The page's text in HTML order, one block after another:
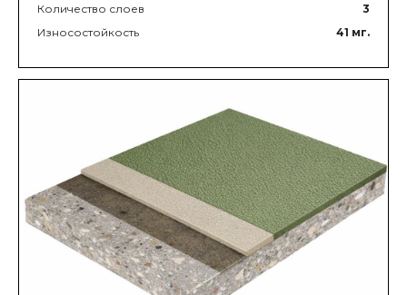
Количество слоев
3
Износостойкость
41 мг.